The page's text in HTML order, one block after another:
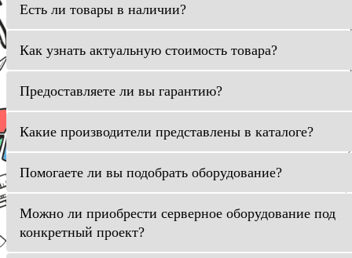
Есть ли товары в наличии?
Как узнать актуальную стоимость товара?
Предоставляете ли вы гарантию?
Какие производители представлены в каталоге?
Помогаете ли вы подобрать оборудование?
Можно ли приобрести серверное оборудование под
конкретный проект?